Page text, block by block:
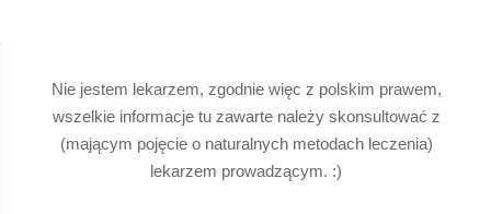
Nie jestem lekarzem, zgodnie więc z polskim prawem,
wszelkie informacje tu zawarte należy skonsultować z
(mającym pojęcie o naturalnych metodach leczenia)
lekarzem prowadzącym. :)